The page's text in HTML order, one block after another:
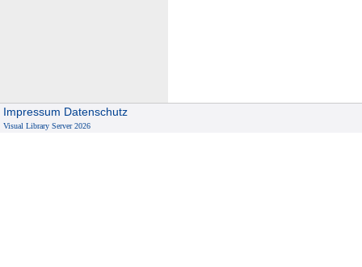
Impressum Datenschutz
Visual Library Server 2026